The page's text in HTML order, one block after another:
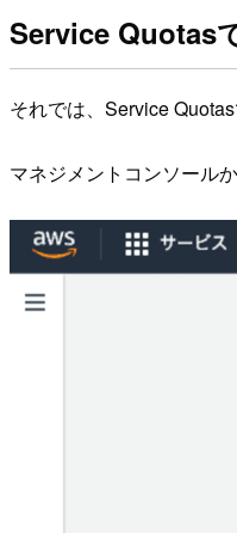
Service Quotas
それでは、Service
マネジメントコンソール